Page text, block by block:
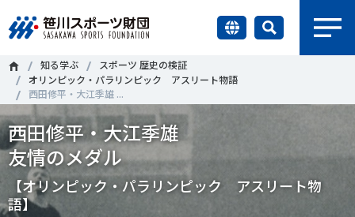
財団情報
研究員紹介
調査・研究
＃誰が子どものスポーツをささえるのか
＃アクティブなまちづくり ＃日本人の身体活動と健康寿命
＃障害者スポーツ
知る学ぶ
スポーツ 歴史の検証
オリンピック・パラリンピック アスリート物語
西田修平・大江季雄 ...
西田修平・大江季雄
友情のメダル
【オリンピック・パラリンピック アスリート物
語】